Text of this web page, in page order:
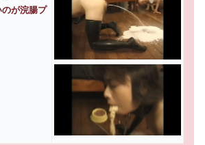
が浣腸プ